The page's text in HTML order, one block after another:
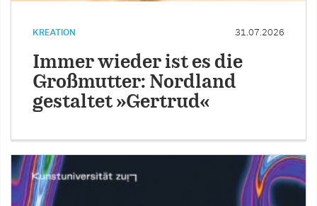
KREATION 31.07.2026
Immer wieder ist es die
Großmutter: Nordland
gestaltet »Gertrud«